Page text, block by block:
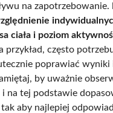
na zapotrzebowanie.
ciała i poziom
przykład, często
poprawiać wyniki
by uważnie
i na tej podstawie
aby najlepiej